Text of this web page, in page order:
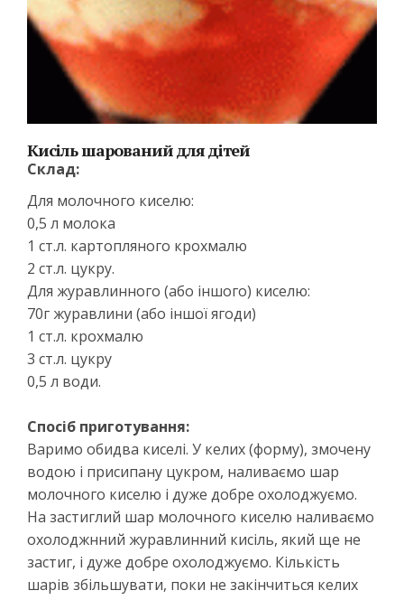
Кисіль шарований для дітей
Склад:
Для молочного киселю:
0,5 л молока
1 ст.л. картопляного крохмалю
2 ст.л. цукру.
Для журавлинного (або іншого) киселю:
70г журавлини (або іншої ягоди)
1 ст.л. крохмалю
3 ст.л. цукру
0,5 л води.
Спосіб приготування:
Варимо обидва киселі. У келих (форму), змочену
водою і присипану цукром, наливаємо шар
молочного киселю і дуже добре охолоджуємо.
На застиглий шар молочного киселю наливаємо
охолоджнний журавлинний кисіль, який ще не
застиг, і дуже добре охолоджуємо. Кількість
шарів збільшувати, поки не закінчиться келих